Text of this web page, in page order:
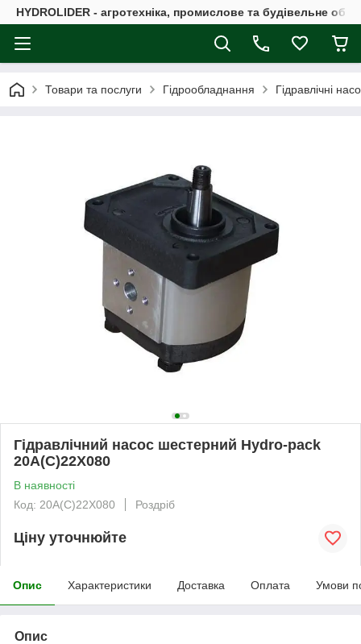
HYDROLIDER - агротехніка, промислове та будівельне
Товари та послуги Гідрообладнання Гідравлічні
Гідравлічний насос шестерний Hydro-pack
20A(C)22X080
В наявності
Код: 20A(C)22X080
Роздріб
Ціну уточнюйте
Опис Характеристики Доставка Оплата Умови
Опис